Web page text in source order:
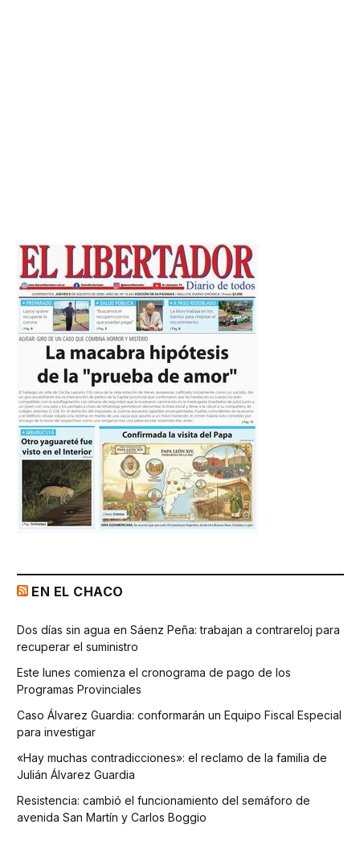
EN EL CHACO
Dos días sin agua en Sáenz Peña: trabajan a contrareloj para
recuperar el suministro
Este lunes comienza el cronograma de pago de los
Programas Provinciales
Caso Álvarez Guardia: conformarán un Equipo Fiscal Especial
para investigar
«Hay muchas contradicciones»: el reclamo de la familia de
Julián Álvarez Guardia
Resistencia: cambió el funcionamiento del semáforo de
avenida San Martín y Carlos Boggio